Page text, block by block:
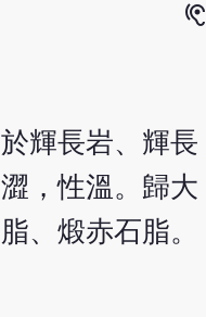
hearing
輝長岩、輝長
，性溫。歸大
、煅赤石脂。